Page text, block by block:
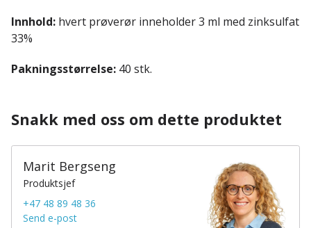
Innhold: hvert prøverør inneholder 3 ml med zinksulfat
33%
Pakningsstørrelse: 40 stk.
Snakk med oss om dette produktet
Marit Bergseng
Produktsjef
+47 48 89 48 36
Send e-post